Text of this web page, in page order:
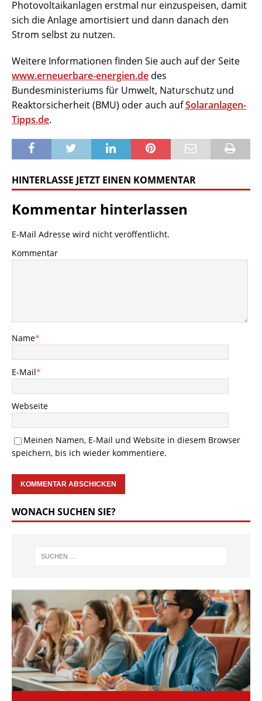
Photovoltaikanlagen erstmal nur einzuspeisen, damit
sich die Anlage amortisiert und dann danach den
Strom selbst zu nutzen.
Weitere Informationen finden Sie auch auf der Seite
www.erneuerbare-energien.de des
Bundesministeriums für Umwelt, Naturschutz und
Reaktorsicherheit (BMU) oder auch aufSolaranlagen-
Tipps.de.
HINTERLASSE JETZT EINEN KOMMENTAR
Kommentar hinterlassen
E-Mail Adresse wird nicht veröffentlicht.
Kommentar
Name*
E-Mail*
Webseite
Meinen Namen, E-Mail und Website in diesem Browser
speichern, bis ich wieder kommentiere.
WONACH SUCHEN SIE?